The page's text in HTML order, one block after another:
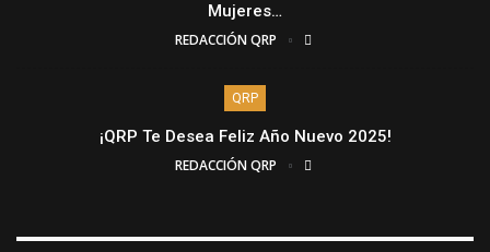
Mujeres…
REDACCIÓN QRP
QRP
¡QRP Te Desea Feliz Año Nuevo 2025!
REDACCIÓN QRP